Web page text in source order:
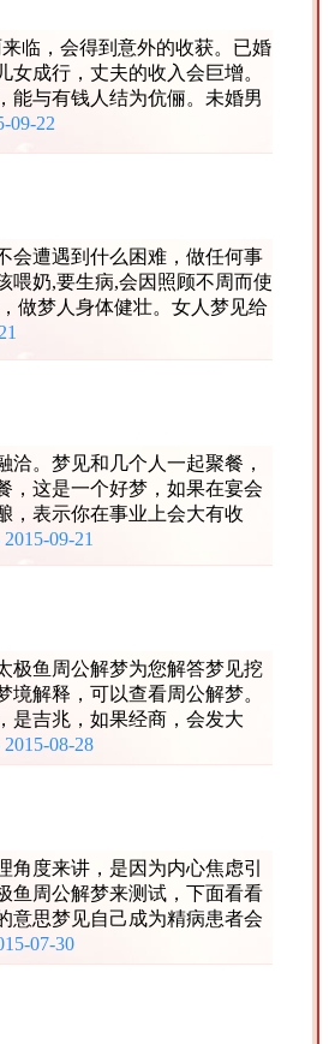
临，会得到意外的收获。已婚
成行，丈夫的收入会巨增。
能与有钱人结为伉俪。未婚男
09-22
会遭遇到什么困难，做任何事
喂奶,要生病,会因照顾不周而使
做梦人身体健壮。女人梦见给
。梦见和几个人一起聚餐，
，这是一个好梦，如果在宴会
，表示你在事业上会大有收
2015-09-21
极鱼周公解梦为您解答梦见挖
解释，可以查看周公解梦。
是吉兆，如果经商，会发大
2015-08-28
度来讲，是因为内心焦虑引
鱼周公解梦来测试，下面看看
意思梦见自己成为精病患者会
07-30